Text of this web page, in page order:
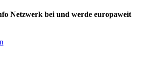
Netzwerk bei und werde europaweit